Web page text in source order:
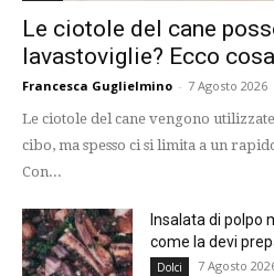
Le ciotole del cane
lavastoviglie? Ecco
Francesca Guglielmino - 7 Agosto 2026
Le ciotole del cane vengono
cibo, ma spesso ci si limita a un
Con...
Insalata di polpo
come la devi
Dolci 7 Agosto